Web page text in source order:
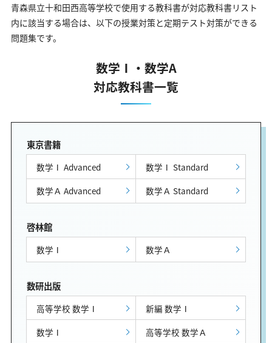
青森県立十和田西高等学校で使用する教科書が対応教科書リスト
内に該当する場合は、以下の授業対策と定期テスト対策ができる
問題集です。
数学Ⅰ・数学A
対応教科書一覧
東京書籍
数学Ⅰ Advanced
数学Ⅰ Standard
数学Ａ Advanced
数学Ａ Standard
啓林館
数学Ⅰ 数学Ａ
数研出版
高等学校 数学Ⅰ
新編 数学Ⅰ
数学Ⅰ
高等学校 数学Ａ